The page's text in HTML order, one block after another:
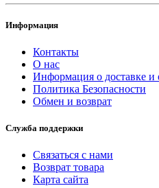
Информация
Контакты
О нас
Информация о доставке и
Политика Безопасности
Обмен и возврат
Служба поддержки
Связаться с нами
Возврат товара
Карта сайта